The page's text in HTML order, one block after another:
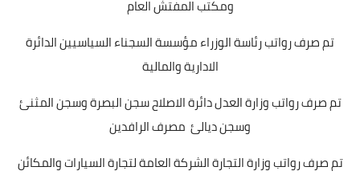
ومكتب المفتش العام
تم صرف رواتب رئاسة الوزراء مؤسسة السجناء السياسيين الدائرة
الادارية والمالية
تم صرف رواتب وزارة العدل دائرة الاصلاح سجن البصرة وسجن المثنئ
وسجن ديالئ مصرف الرافدين
تم صرف رواتب وزارة التجارة الشركة العامة لتجارة السيارات والمكائن